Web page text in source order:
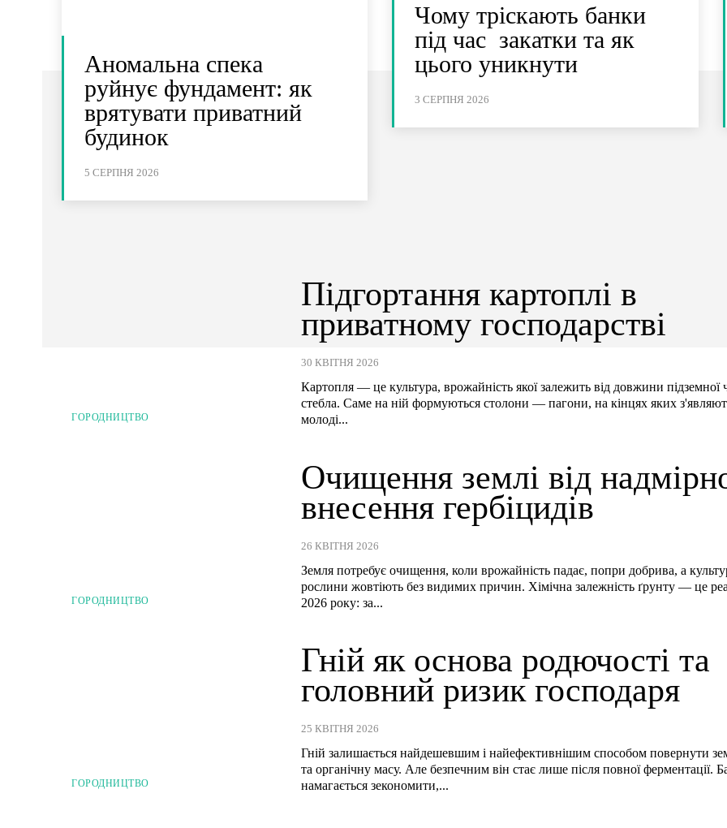
Аномальна спека
руйнує фундамент: як
врятувати приватний
будинок
5 СЕРПНЯ 2026
Чому тріскають банки
під час закатки та як
цього уникнути
3 СЕРПНЯ 2026
ГОРОДНИЦТВО
Підгортання картоплі в
приватному господарстві
30 КВІТНЯ 2026
Картопля — це культура, врожайність якої залежить від довжини підземної
стебла. Саме на ній формуються столони — пагони, на кінцях яких
молоді...
ГОРОДНИЦТВО
Очищення землі від
внесення гербіцидів
26 КВІТНЯ 2026
Земля потребує очищення, коли врожайність падає, попри добрива, а
рослини жовтіють без видимих причин. Хімічна залежність ґрунту — це
2026 року: за...
ГОРОДНИЦТВО
Гній як основа родючості та
головний ризик господаря
25 КВІТНЯ 2026
Гній залишається найдешевшим і найефективнішим способом повернути
та органічну масу. Але безпечним він стає лише після повної ферментації.
намагається зекономити,...